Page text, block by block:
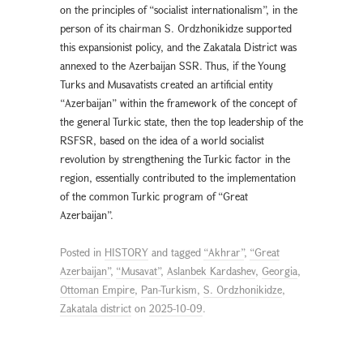
on the principles of “socialist internationalism”, in the
person of its chairman S. Ordzhonikidze supported
this expansionist policy, and the Zakatala District was
annexed to the Azerbaijan SSR. Thus, if the Young
Turks and Musavatists created an artificial entity
“Azerbaijan” within the framework of the concept of
the general Turkic state, then the top leadership of the
RSFSR, based on the idea of a world socialist
revolution by strengthening the Turkic factor in the
region, essentially contributed to the implementation
of the common Turkic program of “Great
Azerbaijan”.
Posted in HISTORY and tagged “Akhrar”, “Great
Azerbaijan”, “Musavat”, Aslanbek Kardashev, Georgia,
Ottoman Empire, Pan-Turkism, S. Ordzhonikidze,
Zakatala district on 2025-10-09.